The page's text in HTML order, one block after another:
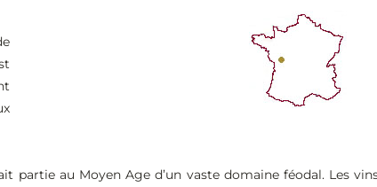
partie au Moyen Age d’un vaste domaine féodal. Les